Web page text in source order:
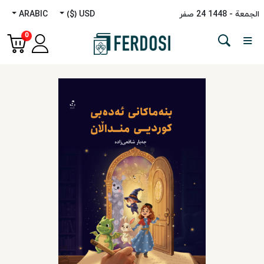
الجمعة - 1448 24 صفر USD ($)
ARABIC
0
Menu